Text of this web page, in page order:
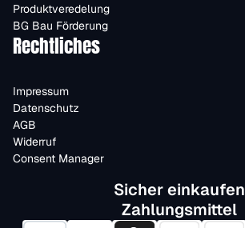
Produktveredelung
BG Bau Förderung
Rechtliches
Impressum
Datenschutz
AGB
Widerruf
Consent Manager
Sicher einkaufen
Zahlungsmittel